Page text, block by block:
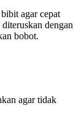
agar cepat
dengan
bobot.
agar tidak